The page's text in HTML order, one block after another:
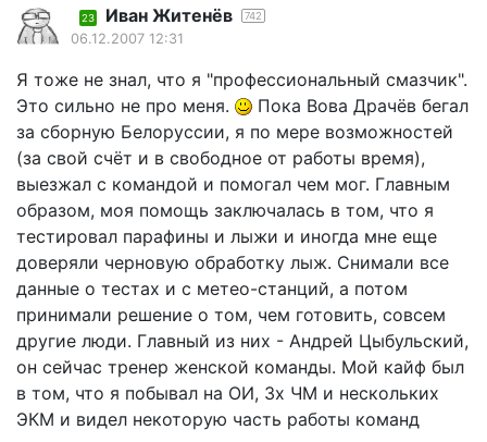
23 Иван Житенёв 742
06.12.2007 12:31
Я тоже не знал, что я "профессиональный смазчик".
Это сильно не про меня.
Пока Вова Драчёв бегал
за сборную Белоруссии, я по мере возможностей
(за свой счёт и в свободное от работы время),
выезжал с командой и помогал чем мог. Главным
образом, моя помощь заключалась в том, что я
тестировал парафины и лыжи и иногда мне еще
доверяли черновую обработку лыж. Снимали все
данные о тестах и с метео-станций, а потом
принимали решение о том, чем готовить, совсем
другие люди. Главный из них - Андрей Цыбульский,
он сейчас тренер женской команды. Мой кайф был
в том, что я побывал на ОИ, 3х ЧМ и нескольких
ЭКМ и видел некоторую часть работы команд